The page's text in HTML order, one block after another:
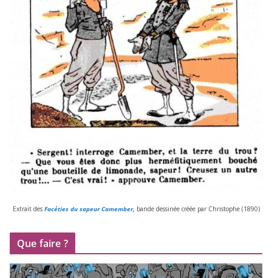
Extrait desFacéties du sapeur Camember, bande des­si­née créée par Christophe (1890)
Que faire ?